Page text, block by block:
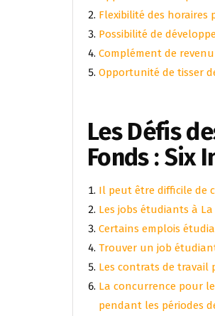
Flexibilité des horaires
Possibilité de
Complément de
Opportunité de tisser
Les Défis
Fonds : Six
Il peut être difficile de
Les jobs étudiants à
Certains emplois
Trouver un job
Les contrats de travail
La concurrence pour
pendant les périodes